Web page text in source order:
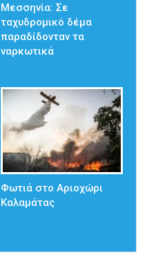
Μεσσηνία: Σε
ταχυδρομικό δέμα
παραδίδονταν τα
ναρκωτικά
Φωτιά στο Αριοχώρι
Καλαμάτας